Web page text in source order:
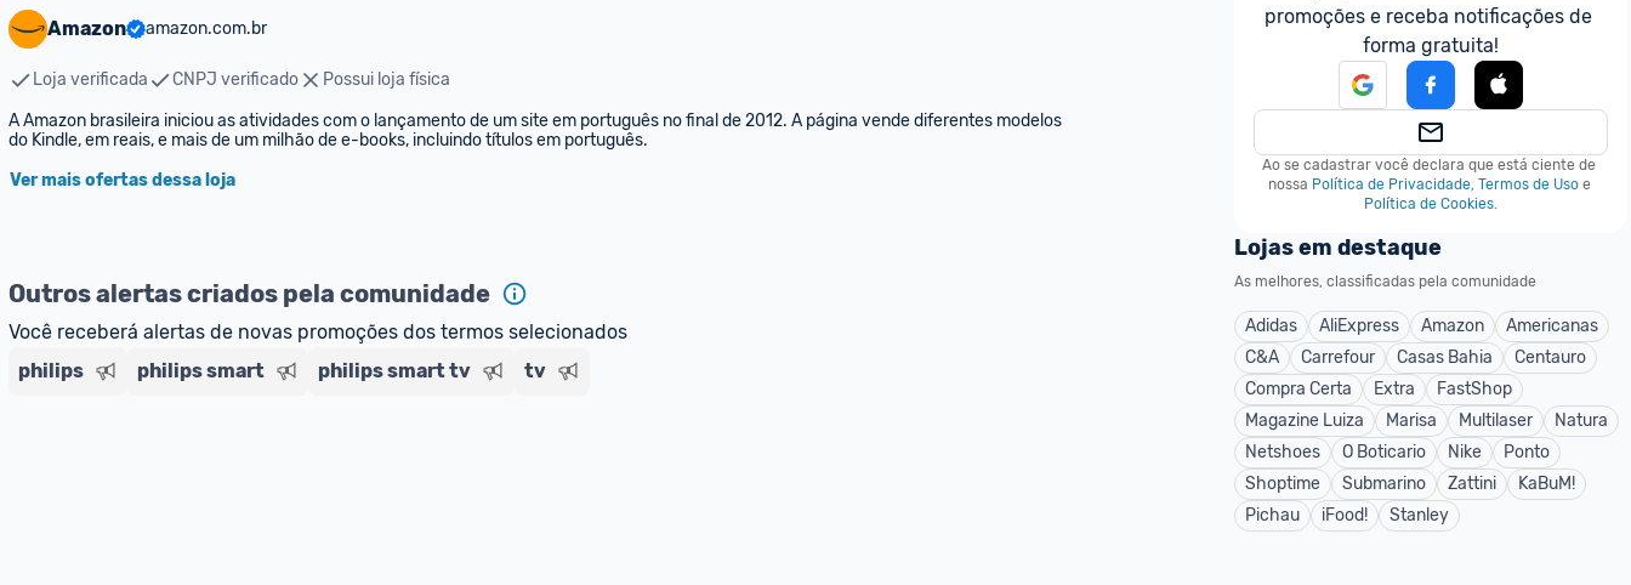
Amazon amazon.com.br
Loja verificada CNPJ verificado
Possui loja física
A Amazon brasileira iniciou as atividades com o lançamento de um site em português no final de 2012. A página vende diferentes modelos
do Kindle, em reais, e mais de um milhão de e-books, incluindo títulos em português.
Ver mais ofertas dessa loja
Outros alertas criados pela comunidade
Você receberá alertas de novas promoções dos termos selecionados
philips
philips smart philips smart tv tv
promoções e receba notificações de
forma gratuita!
Ao se cadastrar você declara que está ciente de
nossa Política de Privacidade, Termos de Uso e
Política de Cookies.
Lojas em destaque
As melhores, classificadas pela comunidade
Adidas AliExpress Amazon
Americanas
C&A
Carrefour Casas Bahia
Centauro
Compra Certa
Extra
FastShop
Magazine Luiza
Marisa Multilaser
Natura
Netshoes
O Boticario Nike
Ponto
Shoptime
Submarino Zattini
KaBuM!
Pichau
iFood! Stanley